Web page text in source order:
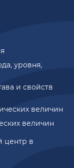
центр в
уровня,
и свойств
величин
величин